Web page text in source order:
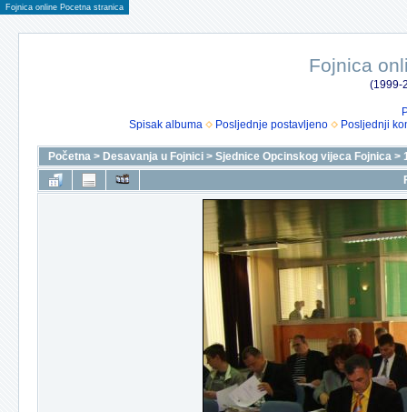
Fojnica online Pocetna stranica
Fojnica
(1999-
Spisak albuma
Posljednje postavljeno Posljednji
Početna > Desavanja u Fojnici > Sjednice Opcinskog vijeca Fojnica >